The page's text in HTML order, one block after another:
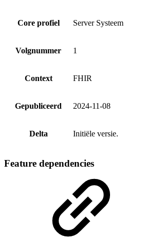
Core profiel Server Systeem
Volgnummer 1
Context FHIR
Gepubliceerd 2024-11-08
Delta Initiële versie.
Feature dependencies